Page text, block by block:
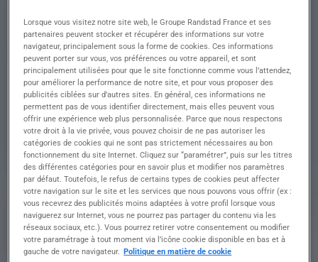
ligne.
Descriptif du poste :
CONDUCTEUR DE
LIGNE H/F
Descriptif du poste : PRINCIPALES
RESPONSABILITES
Prise en charge de la cuve de stockage :
• Acceptation du jus de la cuve : quantité, qualité
• Validation du bon de préparation
• Nettoyage de la cuve une fois vidée
Assurer la pasteurisation :
Lorsque vous visitez notre site web, le Groupe Randstad France et ses
partenaires peuvent stocker et récupérer des informations sur votre
navigateur, principalement sous la forme de cookies. Ces informations
peuvent porter sur vous, vos préférences ou votre appareil, et sont
principalement utilisées pour que le site fonctionne comme vous l’attendez,
pour améliorer la performance de notre site, et pour vous proposer des
publicités ciblées sur d’autres sites. En général, ces informations ne
permettent pas de vous identifier directement, mais elles peuvent vous
offrir une expérience web plus personnalisée. Parce que nous respectons
votre droit à la vie privée, vous pouvez choisir de ne pas autoriser les
catégories de cookies qui ne sont pas strictement nécessaires au bon
fonctionnement du site Internet. Cliquez sur “paramétrer”, puis sur les titres
des différentes catégories pour en savoir plus et modifier nos paramètres
par défaut. Toutefois, le refus de certains types de cookies peut affecter
votre navigation sur le site et les services que nous pouvons vous offrir (ex :
vous recevrez des publicités moins adaptées à votre profil lorsque vous
naviguerez sur Internet, vous ne pourrez pas partager du contenu via les
réseaux sociaux, etc.). Vous pourrez retirer votre consentement ou modifier
votre paramétrage à tout moment via l’icône cookie disponible en bas et à
gauche de votre navigateur. Politique en matière de cookie